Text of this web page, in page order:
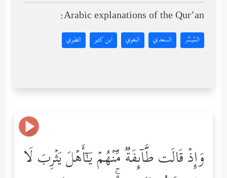
Arabic explanations of the Qur’an:
المُيسَّر السعدي البغوي ابن كثير الطبري
وَإِذۡ قَالَت طَّاۤىِٕفَةࣱ مِّنۡهُمۡ یَـٰۤأَهۡلَ یَثۡرِبَ لَا